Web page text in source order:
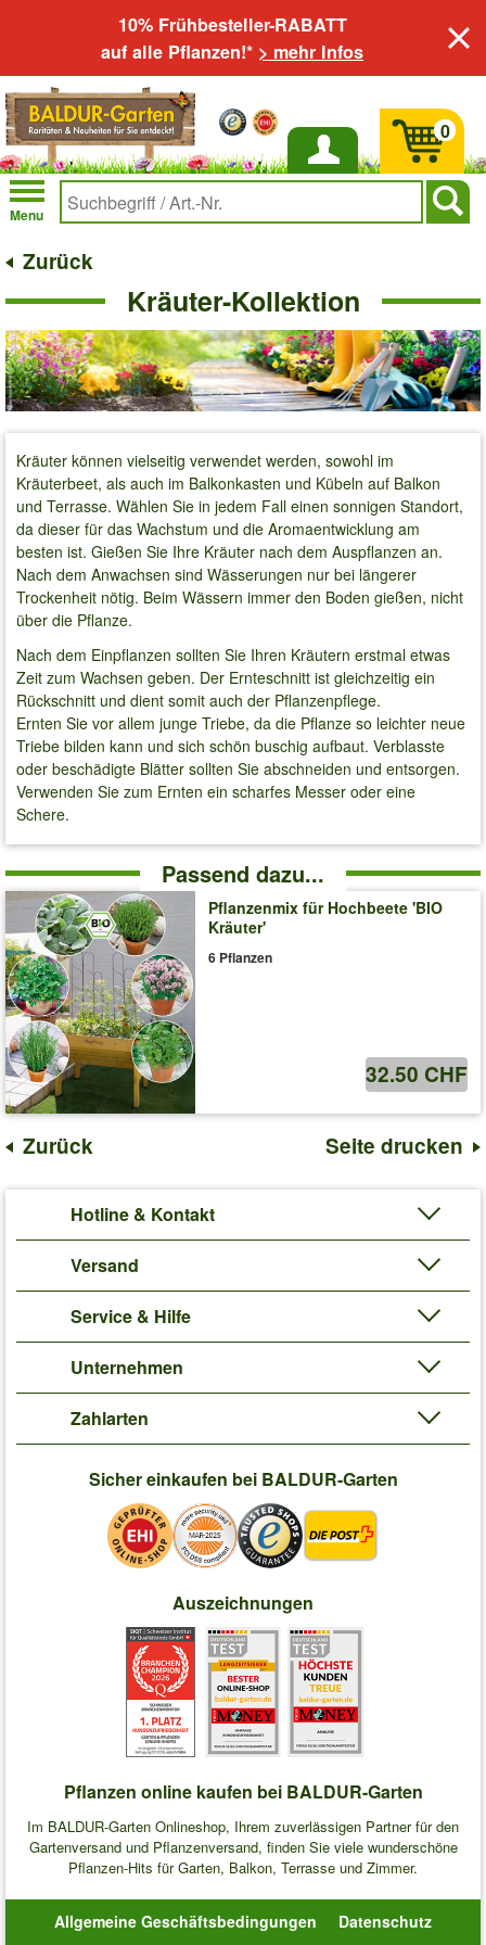
10% Frühbesteller-RABATT
auf alle Pflanzen!* > mehr Infos
Anmelden
Menu
0
Zurück
Kräuter-Kollektion
Kräuter können vielseitig verwendet werden, sowohl im
Kräuterbeet, als auch im Balkonkasten und Kübeln auf Balkon
und Terrasse. Wählen Sie in jedem Fall einen sonnigen Standort,
da dieser für das Wachstum und die Aromaentwicklung am
besten ist. Gießen Sie Ihre Kräuter nach dem Auspflanzen an.
Nach dem Anwachsen sind Wässerungen nur bei längerer
Trockenheit nötig. Beim Wässern immer den Boden gießen, nicht
über die Pflanze.
Nach dem Einpflanzen sollten Sie Ihren Kräutern erstmal etwas
Zeit zum Wachsen geben. Der Ernteschnitt ist gleichzeitig ein
Rückschnitt und dient somit auch der Pflanzenpflege.
Ernten Sie vor allem junge Triebe, da die Pflanze so leichter neue
Triebe bilden kann und sich schön buschig aufbaut. Verblasste
oder beschädigte Blätter sollten Sie abschneiden und entsorgen.
Verwenden Sie zum Ernten ein scharfes Messer oder eine
Schere.
Passend dazu...
Pflanzenmix für Hochbeete 'BIO
Kräuter'
6 Pflanzen
32.50 CHF
Zurück Seite drucken
Hotline & Kontakt
Versand
Service & Hilfe
Unternehmen
Zahlarten
Sicher einkaufen bei BALDUR-Garten
Auszeichnungen
Pflanzen online kaufen bei BALDUR-Garten
Im BALDUR-Garten Onlineshop, Ihrem zuverlässigen Partner für den
Gartenversand und Pflanzenversand, finden Sie viele wunderschöne
Pflanzen-Hits für Garten, Balkon, Terrasse und Zimmer.
Allgemeine Geschäftsbedingungen
Datenschutz